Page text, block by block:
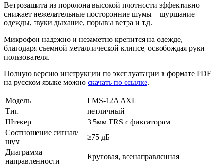
Ветрозащита из поролона высокой плотности эффективно
снижает нежелательные посторонние шумы – шуршание
одежды, звуки дыхание, порывы ветра и т.д.
Микрофон надежно и незаметно крепится на одежде,
благодаря съемной металлической клипсе, освобождая руки
пользователя.
Полную версию инструкции по эксплуатации в формате PDF
на русском языке можно скачать по ссылке.
Модель
LMS-12A AXL
Тип
петличный
Штекер
3.5мм TRS с фиксатором
Соотношение сигнал/
шум
≥75 дБ
Диаграмма
направленности
Круговая, всенаправленная